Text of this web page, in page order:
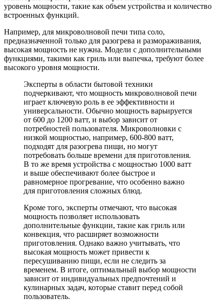
уровень мощности, такие как объем устройства и количество
встроенных функций.
Например, для микроволновой печи типа соло,
предназначенной только для разогрева и размораживания,
высокая мощность не нужна. Модели с дополнительными
функциями, такими как гриль или выпечка, требуют более
высокого уровня мощности.
Эксперты в области бытовой техники
подчеркивают, что мощность микроволновой печи
играет ключевую роль в ее эффективности и
универсальности. Обычно мощность варьируется
от 600 до 1200 ватт, и выбор зависит от
потребностей пользователя. Микроволновки с
низкой мощностью, например, 600-800 ватт,
подходят для разогрева пищи, но могут
потребовать больше времени для приготовления.
В то же время устройства с мощностью 1000 ватт
и выше обеспечивают более быстрое и
равномерное прогревание, что особенно важно
для приготовления сложных блюд.
Кроме того, эксперты отмечают, что высокая
мощность позволяет использовать
дополнительные функции, такие как гриль или
конвекция, что расширяет возможности
приготовления. Однако важно учитывать, что
высокая мощность может привести к
пересушиванию пищи, если не следить за
временем. В итоге, оптимальный выбор мощности
зависит от индивидуальных предпочтений и
кулинарных задач, которые ставит перед собой
пользователь.